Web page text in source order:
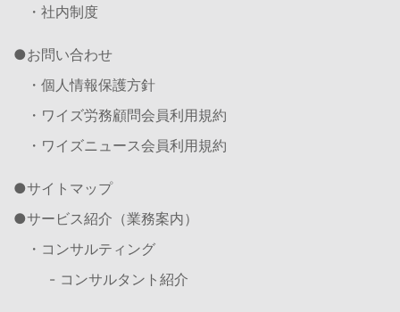
・社内制度
お問い合わせ
・個人情報保護方針
・ワイズ労務顧問会員利用規約
・ワイズニュース会員利用規約
サイトマップ
サービス紹介（業務案内）
・コンサルティング
- コンサルタント紹介